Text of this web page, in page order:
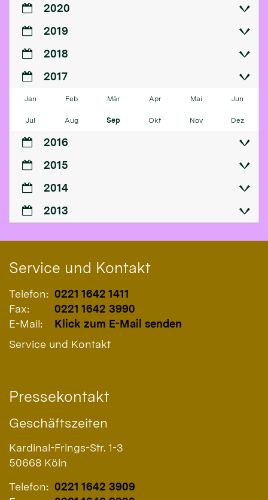
2020
2019
2018
2017
Jan Feb Mär Apr Mai Jun
Jul Aug Sep Okt Nov Dez
2016
2015
2014
2013
Service und Kontakt
Telefon: 0221 1642 1411
Fax:
0221 1642 3990
E-Mail:
Klick zum E-Mail senden
Service und Kontakt
Pressekontakt
Geschäftszeiten
Kardinal-Frings-Str. 1-3
50668 Köln
Telefon: 0221 1642 3909